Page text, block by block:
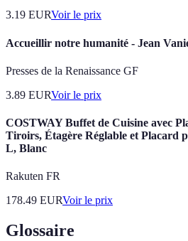
3.19 EURVoir le prix
Accueillir notre humanité - Jean
Presses de la Renaissance GF
3.89 EURVoir le prix
COSTWAY Buffet de Cuisine avec
Tiroirs, Étagère Réglable et Placard
L, Blanc
Rakuten FR
178.49 EURVoir le prix
Glossaire